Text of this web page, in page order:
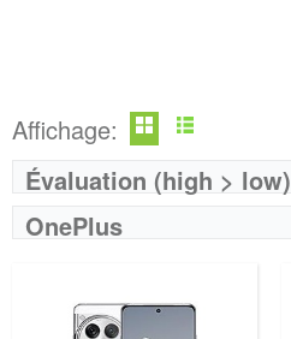
Affichage:
Évaluation (high > low)
OnePlus